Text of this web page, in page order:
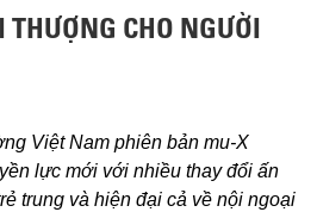
THƯỢNG CHO NGƯỜI
Việt Nam phiên bản mu-X
lực mới với nhiều thay đổi ấn
trung và hiện đại cả về nội ngoại